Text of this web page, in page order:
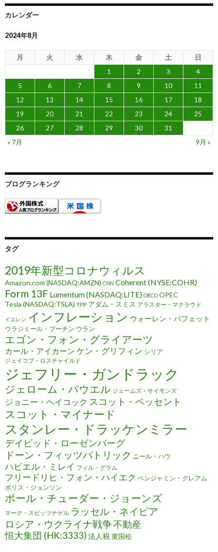
カレンダー
2024年8月
月 火 水 木 金 土
日
1
2 3
4
5
6 7 8 9 10
11
12
13 14 15 16 17
18
19
20 21 22 23 24
25
26
27 28 29 30
31
« 7月
9月 »
ブログランキング
タグ
2019年新型コロナウィルス
Amazon.com (NASDAQ:AMZN) CNN Coherent (NYSE:COHR)
Form 13F Lumentum (NASDAQ:LITE) OECD OPEC
Tesla (NASDAQ:TSLA) TPP アダム・スミス アラスター・マクラウド
イエレン インフレーション ウォーレン・バフェット
ウラジミール・プーチン ウラン
エゴン・フォン・グライアーツ
カール・アイカーン ケン・グリフィン シリア
ジェイコブ・ロスチャイルド
ジェフリー・ガンドラック
ジェローム・パウエル ジェームズ・サイモンズ
ジョニー・ヘイコック スコット・ベッセント
スコット・マイナード
スタンレー・ドラッケンミラー
デイビッド・ローゼンバーグ
ドーン・フィッツパトリック ニール・ハウ
ハビエル・ミレイ フィル・グラム
フリードリヒ・フォン・ハイエク ベンジャミン・グレアム
ボリス・ジョンソン
ポール・チューダー・ジョーンズ
マーク・スピッツナゲル ラッセル・ネイピア
ロシア・ウクライナ戦争不動産
恒大集団 (HK:3333) 法人税黄国松